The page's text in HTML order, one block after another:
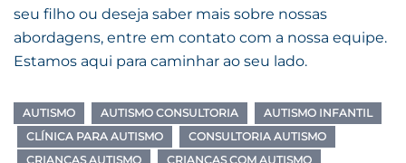
seu filho ou deseja saber mais sobre nossas
abordagens, entre em contato com a nossa equipe.
Estamos aqui para caminhar ao seu lado.
AUTISMO AUTISMO CONSULTORIA
AUTISMO INFANTIL
CLÍNICA PARA AUTISMO
CONSULTORIA AUTISMO
CRIANÇAS AUTISMO
CRIANÇAS COM AUTISMO